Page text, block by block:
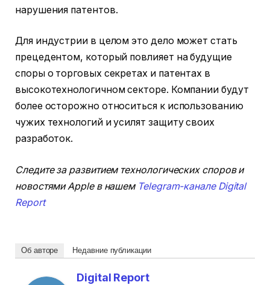
нарушения патентов.
Для индустрии в целом это дело может стать
прецедентом, который повлияет на будущие
споры о торговых секретах и патентах в
высокотехнологичном секторе. Компании будут
более осторожно относиться к использованию
чужих технологий и усилят защиту своих
разработок.
Следите за развитием технологических споров и
новостями Apple в нашем Telegram-канале Digital
Report
Об авторе Недавние публикации
Digital Report